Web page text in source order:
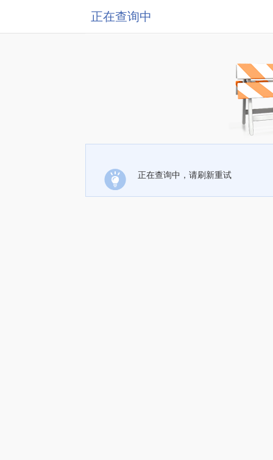
正在查询中
正在查询中，请刷新重试